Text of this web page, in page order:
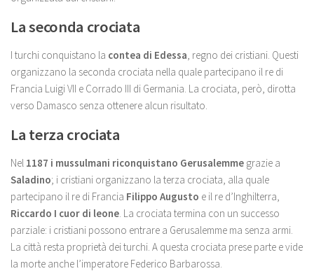
La seconda crociata
I turchi conquistano la contea di Edessa, regno dei cristiani. Questi
organizzano la seconda crociata nella quale partecipano il re di
Francia Luigi VII e Corrado III di Germania. La crociata, però, dirotta
verso Damasco senza ottenere alcun risultato.
La terza crociata
Nel 1187 i mussulmani riconquistano Gerusalemme grazie a
Saladino; i cristiani organizzano la terza crociata, alla quale
partecipano il re di Francia Filippo Augusto e il re d’Inghilterra,
Riccardo I cuor di leone. La crociata termina con un successo
parziale: i cristiani possono entrare a Gerusalemme ma senza armi.
La città resta proprietà dei turchi. A questa crociata prese parte e vide
la morte anche l’imperatore Federico Barbarossa.